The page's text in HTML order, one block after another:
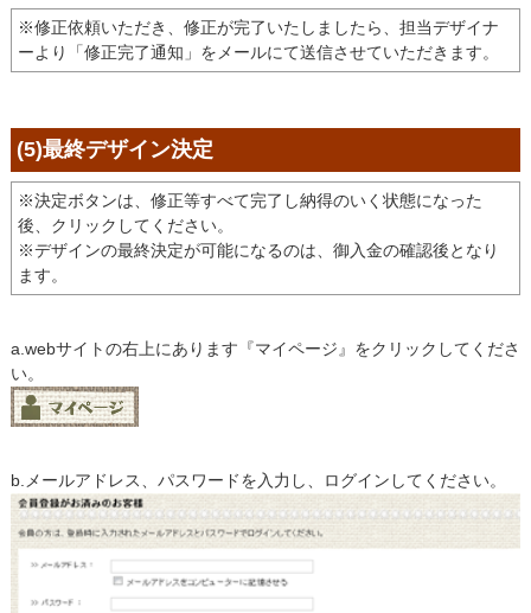
※修正依頼いただき、修正が完了いたしましたら、担当デザイナ
ーより「修正完了通知」をメールにて送信させていただきます。
(5)最終デザイン決定
※決定ボタンは、修正等すべて完了し納得のいく状態になった
後、クリックしてください。
※デザインの最終決定が可能になるのは、御入金の確認後となり
ます。
a.webサイトの右上にあります『マイページ』をクリックしてくださ
い。
b.メールアドレス、パスワードを入力し、ログインしてください。